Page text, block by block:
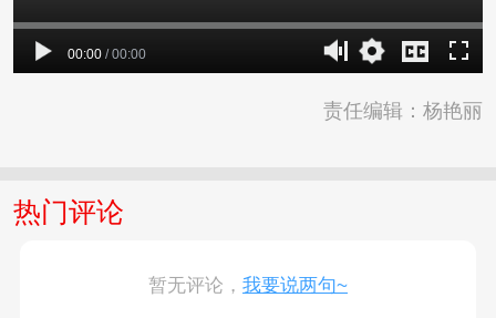
00:00 / 00:00
责任编辑：杨艳丽
热门评论
暂无评论， 我要说两句~